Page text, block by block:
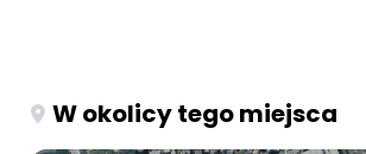
W okolicy tego miejsca